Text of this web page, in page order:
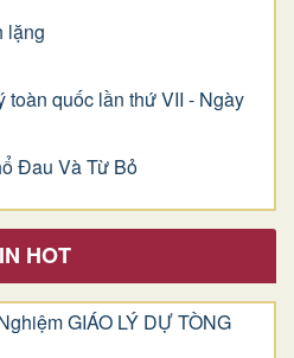
lặng
quốc lần thứ VII - Ngày
Ðau Và Từ Bỏ
HOT
GIÁO LÝ DỰ TÒNG